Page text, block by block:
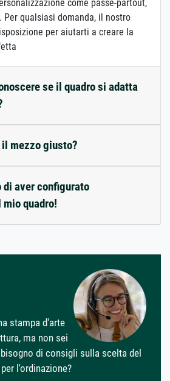
come passe-partout,
qualsiasi domanda, il nostro
per aiutarti a creare la
se il quadro si adatta
mezzo giusto?
di aver configurato
quadro!
stampa d'arte
ma non sei
di consigli sulla scelta del
l'ordinazione?